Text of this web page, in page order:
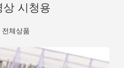
시청용
전체상품